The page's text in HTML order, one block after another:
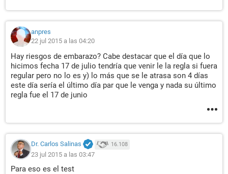
anpres
22 jul 2015 a las 04:20
Hay riesgos de embarazo? Cabe destacar que el día que lo
hicimos fecha 17 de julio tendría que venir le la regla si fuera
regular pero no lo es y) lo más que se le atrasa son 4 días
este día sería el último día par que le venga y nada su último
regla fue el 17 de junio
Dr. Carlos Salinas 16.108
23 jul 2015 a las 03:47
Para eso es el test